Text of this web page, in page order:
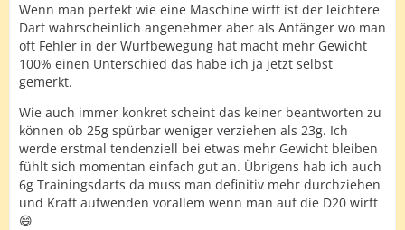
Wenn man perfekt wie eine Maschine wirft ist der leichtere
Dart wahrscheinlich angenehmer aber als Anfänger wo man
oft Fehler in der Wurfbewegung hat macht mehr Gewicht
100% einen Unterschied das habe ich ja jetzt selbst
gemerkt.
Wie auch immer konkret scheint das keiner beantworten zu
können ob 25g spürbar weniger verziehen als 23g. Ich
werde erstmal tendenziell bei etwas mehr Gewicht bleiben
fühlt sich momentan einfach gut an. Übrigens hab ich auch
6g Trainingsdarts da muss man definitiv mehr durchziehen
und Kraft aufwenden vorallem wenn man auf die D20 wirft
😄